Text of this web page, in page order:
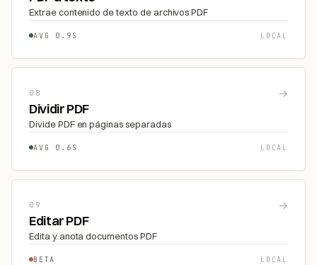
Extrae contenido de texto de archivos PDF
AVG 0.9S LOCAL
08 →
Dividir PDF
Divide PDF en páginas separadas
AVG 0.6S LOCAL
09 →
Editar PDF
Edita y anota documentos PDF
BETA LOCAL